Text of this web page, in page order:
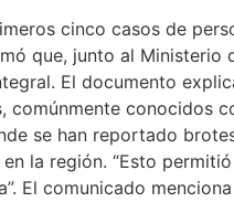
cinco casos de
que, junto al Ministerio
El documento
conocidos
se han reportado
la región. “Esto
El comunicado